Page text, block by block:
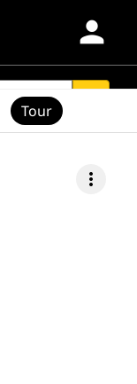
person
more_vert
Tour